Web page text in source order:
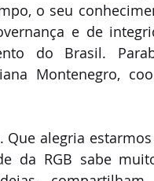
o seu
e de
do Brasil.
Montenegro,
alegria
da RGB sabe